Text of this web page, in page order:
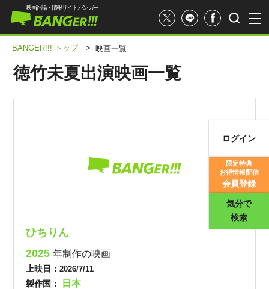
映画評価
映画評論・情報サイト バンガー
ログイン
限定特典
お得情報配信
会員登録
気分で
検索
BANGER!!! トップ > 映画一覧
徳竹未夏出演映画一覧
ひちりん
2025年制作の映画
上映日：2026/7/11
製作国： 日本